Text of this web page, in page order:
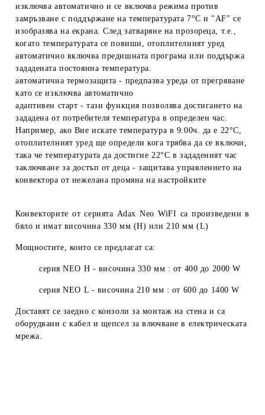
изключва автоматично и се включва режима против
замръзване с поддържане на температурата 7°С и "АF" се
изобразява на екрана. След затваряне на прозореца, т.е.,
когато температурата се повиши, отоплителният уред
автоматично включва предишната програма или поддържа
зададената постоянна температура.
автоматична термозащита - предпазва уреда от прегряване
като се изключва автоматично
адаптивен старт - тази функция позволява достигането на
зададена от потребителя температура в определен час.
Например, ако Вие искате температура в 9:00ч. да е 22°С,
отоплителният уред ще определи кога трябва да се включи,
така че температурата да достигне 22°С в зададеният час
заключване за достъп от деца - защитава управлението на
конвектора от нежелана промяна на настройките
Конвекторите от серията Adax Neo WiFI са произведени в
бяло и имат височина 330 мм (H) или 210 мм (L)
Мощностите, които се предлагат са:
серия NEO H - височина 330 мм : от 400 до 2000 W
серия NEO L - височина 210 мм : от 600 до 1400 W
Доставят се заедно с конзоли за монтаж на стена и са
оборудвани с кабел и щепсел за влючване в електрическата
мрежа.